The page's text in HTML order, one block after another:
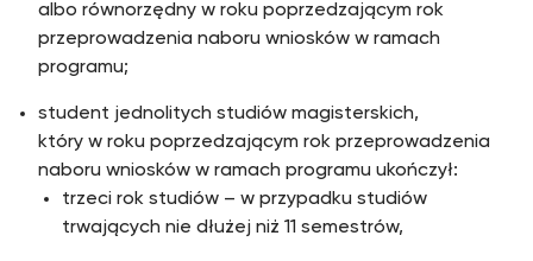
albo równorzędny w roku poprzedzającym rok
przeprowadzenia naboru wniosków w ramach
programu;
student jednolitych studiów magisterskich,
który w roku poprzedzającym rok przeprowadzenia
naboru wniosków w ramach programu ukończył:
trzeci rok studiów – w przypadku studiów
trwających nie dłużej niż 11 semestrów,